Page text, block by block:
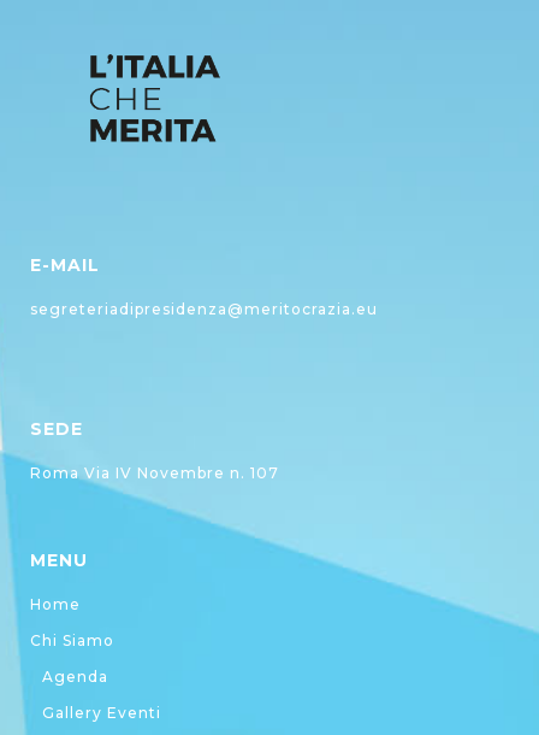
E-MAIL
segreteriadipresidenza@meritocrazia.eu
SEDE
Roma Via IV Novembre n. 107
MENU
Home
Chi Siamo
Agenda
Gallery Eventi